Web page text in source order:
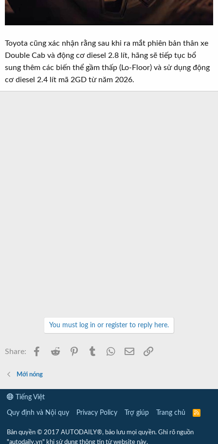
Toyota cũng xác nhận rằng sau khi ra mắt phiên bản thân xe
Double Cab và động cơ diesel 2.8 lít, hãng sẽ tiếp tục bổ
sung thêm các biến thể gầm thấp (Lo-Floor) và sử dụng động
cơ diesel 2.4 lít mã 2GD từ năm 2026.
You must log in or register to reply here.
Share: Facebook
Reddit PinterestTumblr WhatsApp
Email
Mới nóng
Tiếng Việt
Quy định và Nội quy Privacy Policy Trợ giúp Trang chủ
R
Bản quyền © 2017 AUTODAILY®, bảo lưu mọi quyền. Ghi rõ nguồn
"autodaily.vn" khi sử dụng thông tin từ website này.